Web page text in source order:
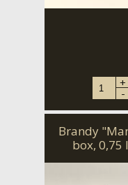
+
-
Brandy
box, 0,75